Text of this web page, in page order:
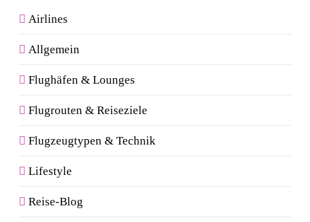
Airlines
Allgemein
Flughäfen & Lounges
Flugrouten & Reiseziele
Flugzeugtypen & Technik
Lifestyle
Reise-Blog